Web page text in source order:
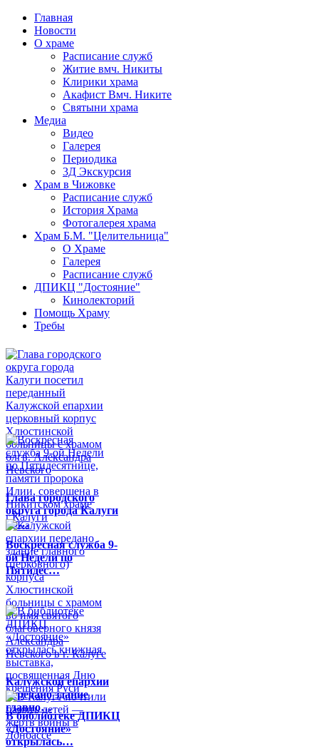
Главная
Новости
О храме
Расписание служб
Житие вмч. Никиты
Клирики храма
Акафист Вмч. Никите
Святыни храма
Медиа
Видео
Галерея
Периодика
3Д Экскурсия
Храм в Чижовке
Расписание служб
История Храма
Фотогалерея храма
Храм Б.М. "Целительница"
О Храме
Галерея
Расписание служб
ДПИКЦ "Достояние"
Кинолекторий
Помощь Храму
Требы
Глава городского
округа города Калуги
по…
Воскресная служба 9-
ой Недели по
Пятидес…
Калужской епархии
передано здание
главно…
В библиотеке ДПИКЦ
«Достояние»
открылась…